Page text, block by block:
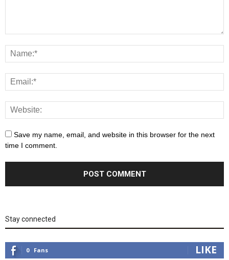
Save my name, email, and website in this browser for the next
time I comment.
Stay connected
0 Fans LIKE